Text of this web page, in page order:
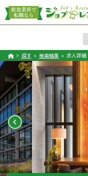
探す 検索結果 求人詳細